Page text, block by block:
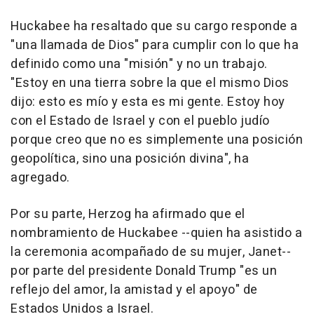
Huckabee ha resaltado que su cargo responde a
"una llamada de Dios" para cumplir con lo que ha
definido como una "misión" y no un trabajo.
"Estoy en una tierra sobre la que el mismo Dios
dijo: esto es mío y esta es mi gente. Estoy hoy
con el Estado de Israel y con el pueblo judío
porque creo que no es simplemente una posición
geopolítica, sino una posición divina", ha
agregado.
Por su parte, Herzog ha afirmado que el
nombramiento de Huckabee --quien ha asistido a
la ceremonia acompañado de su mujer, Janet--
por parte del presidente Donald Trump "es un
reflejo del amor, la amistad y el apoyo" de
Estados Unidos a Israel.